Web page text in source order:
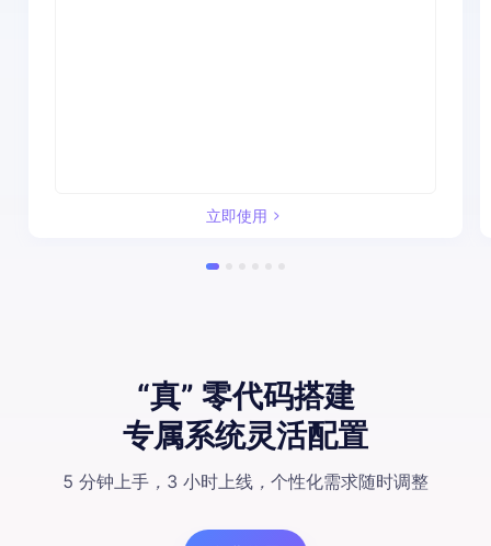
立即使用
“真” 零代码搭建
专属系统灵活配置
5 分钟上手 ， 3 小时上线 ， 个性化需求随时调整